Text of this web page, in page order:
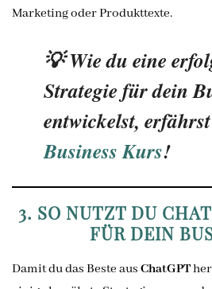
Marketing oder Produkttexte.
💡 Wie du eine
Strategie für dein
entwickelst,
Business Kurs!
3. SO NUTZT DU
FÜR DEIN
Damit du das Beste aus ChatGPT